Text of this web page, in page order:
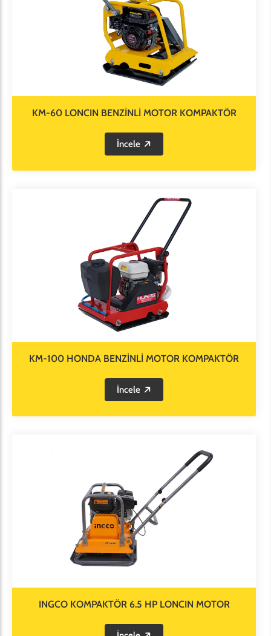
KM-60 LONCIN BENZİNLİ MOTOR KOMPAKTÖR
İncele
KM-100 HONDA BENZİNLİ MOTOR KOMPAKTÖR
İncele
INGCO KOMPAKTÖR 6.5 HP LONCIN MOTOR